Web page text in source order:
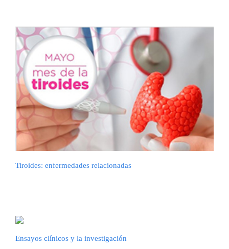
Tiroides: enfermedades relacionadas
Ensayos clínicos y la investigación